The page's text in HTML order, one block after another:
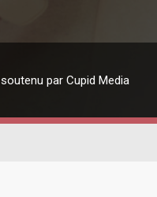
par Cupid Media